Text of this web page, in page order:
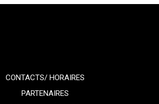
CONTACTS/ HORAIRES
PARTENAIRES